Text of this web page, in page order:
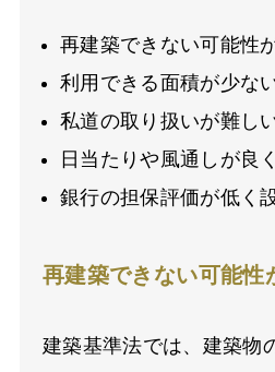
再建築できない可能性
利用できる面積が少な
私道の取り扱いが難し
日当たりや風通しが良
銀行の担保評価が低く
再建築できない可能性
建築基準法では、建築物